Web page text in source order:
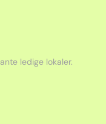
ledige lokaler.